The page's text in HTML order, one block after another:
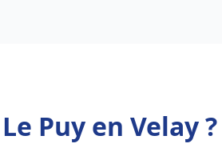
Puy en Velay ?